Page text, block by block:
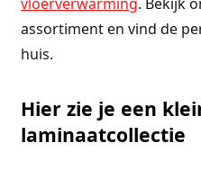
assortiment en vind de
huis.
Hier zie je een
laminaatcollectie